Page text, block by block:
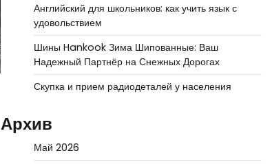
Английский для школьников: как учить язык с
удовольствием
Шины Hankook Зима Шипованные: Ваш
Надежный Партнёр на Снежных Дорогах
Скупка и прием радиодеталей у населения
Архив
Май 2026